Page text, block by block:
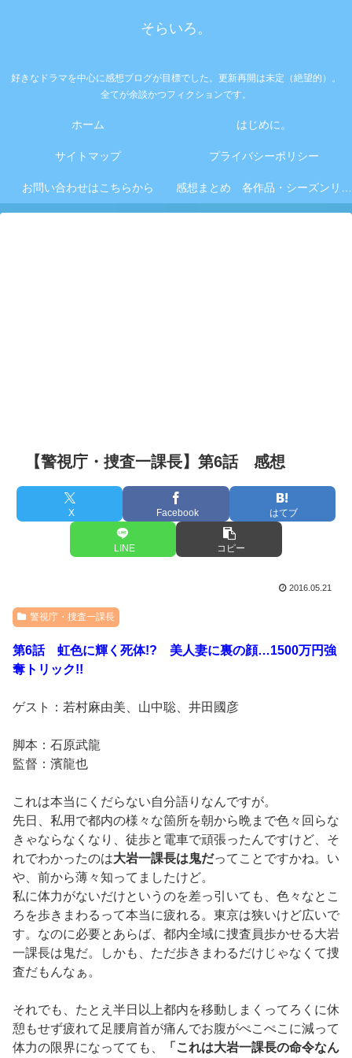
そらいろ。
好きなドラマを中心に感想ブログが目標でした。更新再開は未定（絶望的）。
全てが余談かつフィクションです。
ホーム はじめに。
サイトマップ プライバシーポリシー
お問い合わせはこちらから 感想まとめ 各作品・シーズンリンク集
【警視庁・捜査一課長】第6話 感想
X Facebook はてブ
LINE コピー
2016.05.21
警視庁・捜査一課長
第6話 虹色に輝く死体!? 美人妻に裏の顔…1500万円強
奪トリック!!
ゲスト：若村麻由美、山中聡、井田國彦
脚本：石原武龍
監督：濱龍也
これは本当にくだらない自分語りなんですが。
先日、私用で都内の様々な箇所を朝から晩まで色々回らな
きゃならなくなり、徒歩と電車で頑張ったんですけど、そ
れでわかったのは大岩一課長は鬼だってことですかね。い
や、前から薄々知ってましたけど。
私に体力がないだけというのを差っ引いても、色々なとこ
ろを歩きまわるって本当に疲れる。東京は狭いけど広いで
す。なのに必要とあらば、都内全域に捜査員歩かせる大岩
一課長は鬼だ。しかも、ただ歩きまわるだけじゃなくて捜
査だもんなぁ。
それでも、たとえ半日以上都内を移動しまくってろくに休
憩もせず疲れて足腰肩首が痛んでお腹がぺこぺこに減って
体力の限界になってても、
「これは大岩一課長の命令なん